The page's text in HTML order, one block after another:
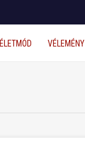
ÉLETMÓD VÉLEMÉNY